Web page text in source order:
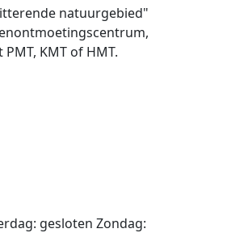
natuurgebied"
KMT of HMT.
gesloten Zondag: